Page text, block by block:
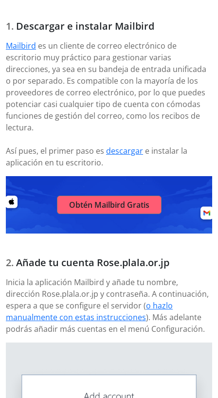
Descargar e instalar Mailbird
Mailbird es un cliente de correo electrónico de
escritorio muy práctico para gestionar varias
direcciones, ya sea en su bandeja de entrada unificada
o por separado. Es compatible con la mayoría de los
proveedores de correo electrónico, por lo que puedes
potenciar casi cualquier tipo de cuenta con cómodas
funciones de gestión del correo, como los recibos de
lectura.
Así pues, el primer paso es descargar e instalar la
aplicación en tu escritorio.
Obtén Mailbird Gratis
Añade tu cuenta Rose.plala.or.jp
Inicia la aplicación Mailbird y añade tu nombre,
dirección Rose.plala.or.jp y contraseña. A continuación,
espera a que se configure el servidor (o hazlo
manualmente con estas instrucciones). Más adelante
podrás añadir más cuentas en el menú Configuración.